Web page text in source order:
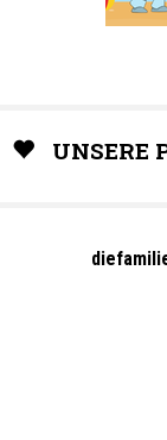
UNSERE